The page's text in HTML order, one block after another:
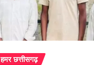
हमर छत्तीसगढ़